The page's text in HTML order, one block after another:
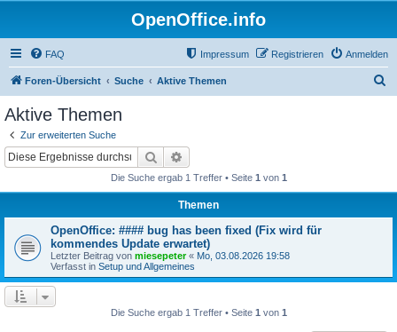
OpenOffice.info
FAQ Anmelden
Registrieren
Impressum
Foren-Übersicht Suche Aktive Themen
Aktive Themen
Zur erweiterten Suche
Suche
Die Suche ergab 1 Treffer • Seite 1 von 1
Themen
OpenOffice: #### bug has been fixed (Fix wird für
kommendes Update erwartet)
Letzter Beitrag von miesepeter« Mo, 03.08.2026 19:58
Verfasst in Setup und Allgemeines
Die Suche ergab 1 Treffer • Seite 1 von 1